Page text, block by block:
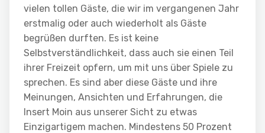
vielen tollen Gäste, die wir im vergangenen Jahr
erstmalig oder auch wiederholt als Gäste
begrüßen durften. Es ist keine
Selbstverständlichkeit, dass auch sie einen Teil
ihrer Freizeit opfern, um mit uns über Spiele zu
sprechen. Es sind aber diese Gäste und ihre
Meinungen, Ansichten und Erfahrungen, die
Insert Moin aus unserer Sicht zu etwas
Einzigartigem machen. Mindestens 50 Prozent